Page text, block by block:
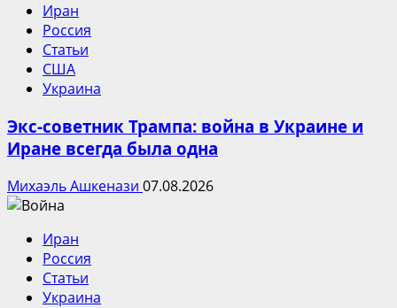
Иран
Россия
Статьи
США
Украина
Экс-советник Трампа: война в Украине и
Иране всегда была одна
Михаэль Ашкенази 07.08.2026
Иран
Россия
Статьи
Украина